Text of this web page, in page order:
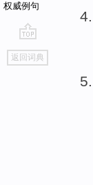
权威例句
go
top
返回词典